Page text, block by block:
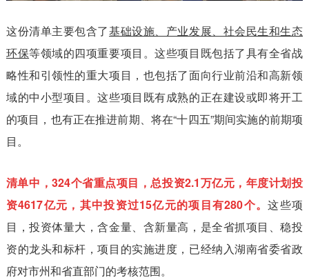
这份清单主要包含了基础设施、产业发展、社会民生和生态
环保等领域的四项重要项目。这些项目既包括了具有全省战
略性和引领性的重大项目，也包括了面向行业前沿和高新领
域的中小型项目。这些项目既有成熟的正在建设或即将开工
的项目，也有正在推进前期、将在“十四五”期间实施的前期项
目。
清单中，324个省重点项目，总投资2.1万亿元，年度计划投
资4617亿元，其中投资过15亿元的项目有280个。这些项
目，投资体量大，含金量、含新量高，是全省抓项目、稳投
资的龙头和标杆，项目的实施进度，已经纳入湖南省委省政
府对市州和省直部门的考核范围。